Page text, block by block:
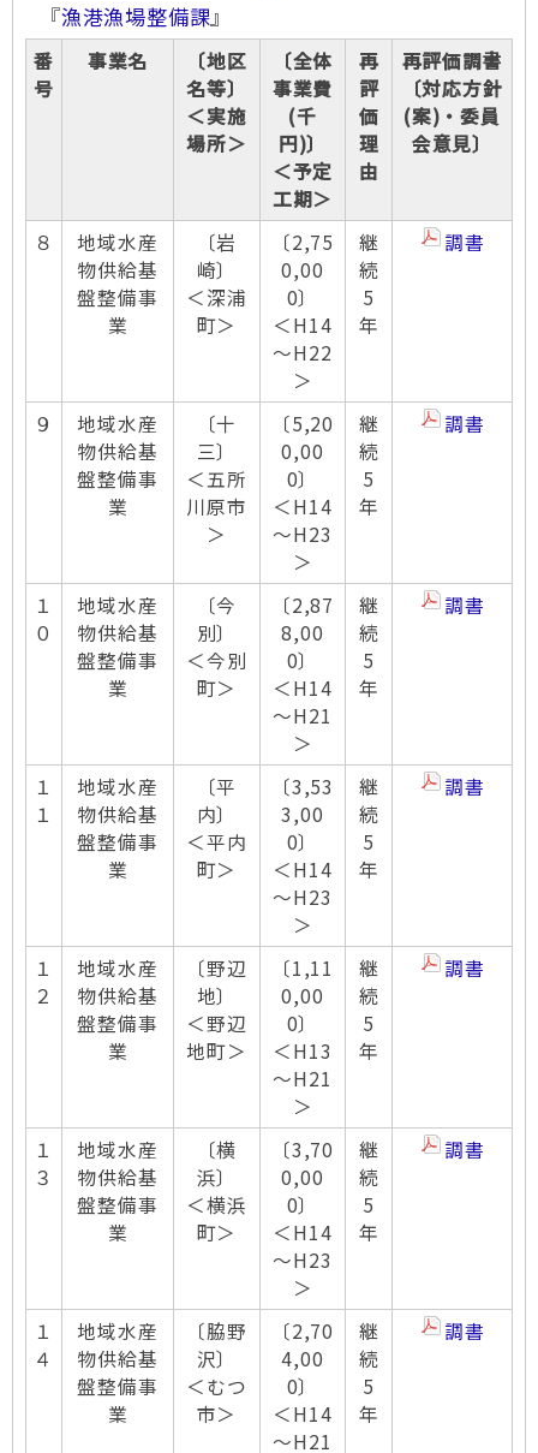
『漁港漁場整備課』
番
号
事業名
〔地区
名等〕
＜実施
場所＞
〔全体
事業費
(千
円)〕
＜予定
工期＞
再
評
価
理
由
再評価調書
〔対応方針
(案)・委員
会意見〕
８
地域水産
物供給基
盤整備事
業
〔岩
崎〕
＜深浦
町＞
〔2,75
0,00
0〕
＜H14
～H22
＞
継
続
5
年
調書
９
地域水産
物供給基
盤整備事
業
〔十
三〕
＜五所
川原市
＞
〔5,20
0,00
0〕
＜H14
～H23
＞
継
続
5
年
調書
１
０
地域水産
物供給基
盤整備事
業
〔今
別〕
＜今別
町＞
〔2,87
8,00
0〕
＜H14
～H21
＞
継
続
5
年
調書
１
１
地域水産
物供給基
盤整備事
業
〔平
内〕
＜平内
町＞
〔3,53
3,00
0〕
＜H14
～H23
＞
継
続
5
年
調書
１
２
地域水産
物供給基
盤整備事
業
〔野辺
地〕
＜野辺
地町＞
〔1,11
0,00
0〕
＜H13
～H21
＞
継
続
5
年
調書
１
３
地域水産
物供給基
盤整備事
業
〔横
浜〕
＜横浜
町＞
〔3,70
0,00
0〕
＜H14
～H23
＞
継
続
5
年
調書
１
４
地域水産
物供給基
盤整備事
業
〔脇野
沢〕
＜むつ
市＞
〔2,70
4,00
0〕
＜H14
～H21
継
続
5
年
調書